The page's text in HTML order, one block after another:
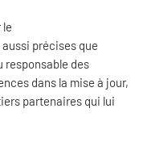
le
précises que
responsable des
dans la mise à jour,
partenaires qui lui